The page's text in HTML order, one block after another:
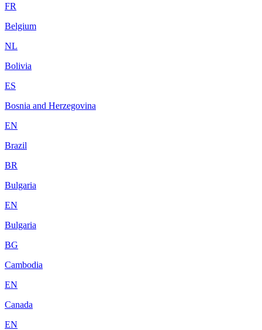
FR
Belgium
NL
Bolivia
ES
Bosnia and Herzegovina
EN
Brazil
BR
Bulgaria
EN
Bulgaria
BG
Cambodia
EN
Canada
EN